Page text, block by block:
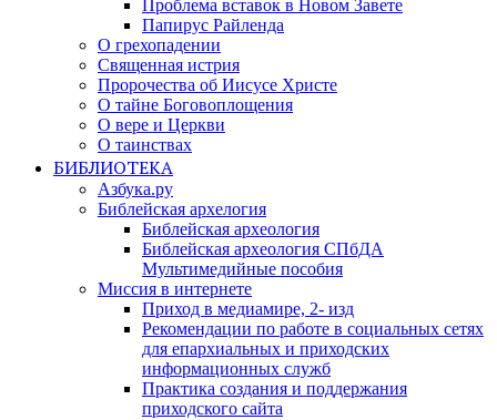
Проблема вставок в Новом Завете
Папирус Райленда
О грехопадении
Священная истрия
Пророчества об Иисусе Христе
О тайне Боговоплощения
О вере и Церкви
О таинствах
БИБЛИОТЕКА
Азбука.ру
Библейская архелогия
Библейская археология
Библейская археология СПбДА
Мультимедийные пособия
Миссия в интернете
Приход в медиамире, 2- изд
Рекомендации по работе в социальных сетях
для епархиальных и приходских
информационных служб
Практика создания и поддержания
приходского сайта